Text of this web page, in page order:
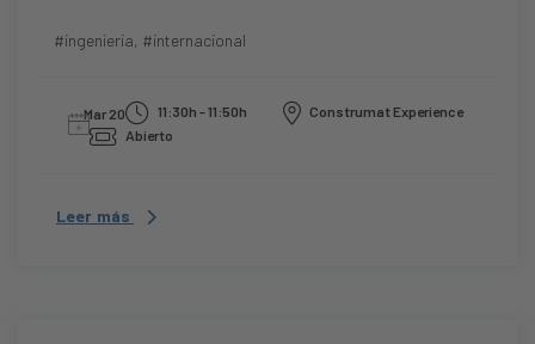
#ingenieria, #internacional
Mar 20 11:30h - 11:50h
Construmat Experience
Abierto
Leer más